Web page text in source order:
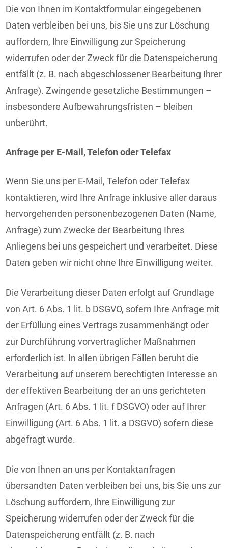
Die von Ihnen im Kontaktformular eingegebenen
Daten verbleiben bei uns, bis Sie uns zur Löschung
auffordern, Ihre Einwilligung zur Speicherung
widerrufen oder der Zweck für die Datenspeicherung
entfällt (z. B. nach abgeschlossener Bearbeitung Ihrer
Anfrage). Zwingende gesetzliche Bestimmungen –
insbesondere Aufbewahrungsfristen – bleiben
unberührt.
Anfrage per E-Mail, Telefon oder Telefax
Wenn Sie uns per E-Mail, Telefon oder Telefax
kontaktieren, wird Ihre Anfrage inklusive aller daraus
hervorgehenden personenbezogenen Daten (Name,
Anfrage) zum Zwecke der Bearbeitung Ihres
Anliegens bei uns gespeichert und verarbeitet. Diese
Daten geben wir nicht ohne Ihre Einwilligung weiter.
Die Verarbeitung dieser Daten erfolgt auf Grundlage
von Art. 6 Abs. 1 lit. b DSGVO, sofern Ihre Anfrage mit
der Erfüllung eines Vertrags zusammenhängt oder
zur Durchführung vorvertraglicher Maßnahmen
erforderlich ist. In allen übrigen Fällen beruht die
Verarbeitung auf unserem berechtigten Interesse an
der effektiven Bearbeitung der an uns gerichteten
Anfragen (Art. 6 Abs. 1 lit. f DSGVO) oder auf Ihrer
Einwilligung (Art. 6 Abs. 1 lit. a DSGVO) sofern diese
abgefragt wurde.
Die von Ihnen an uns per Kontaktanfragen
übersandten Daten verbleiben bei uns, bis Sie uns zur
Löschung auffordern, Ihre Einwilligung zur
Speicherung widerrufen oder der Zweck für die
Datenspeicherung entfällt (z. B. nach